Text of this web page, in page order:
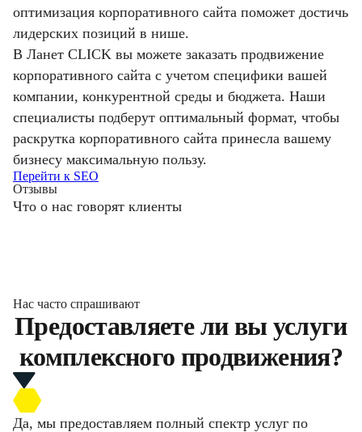
оптимизация корпоративного сайта поможет достичь
лидерских позиций в нише.
В Ланет CLICK вы можете заказать продвижение
корпоративного сайта с учетом специфики вашей
компании, конкурентной среды и бюджета. Наши
специалисты подберут оптимальный формат, чтобы
раскрутка корпоративного сайта принесла вашему
бизнесу максимальную пользу.
Перейти к SEO
Отзывы
Что о нас говорят клиенты
Нас часто спрашивают
Предоставляете ли вы услуги
комплексного продвижения?
Да, мы предоставляем полный спектр услуг по